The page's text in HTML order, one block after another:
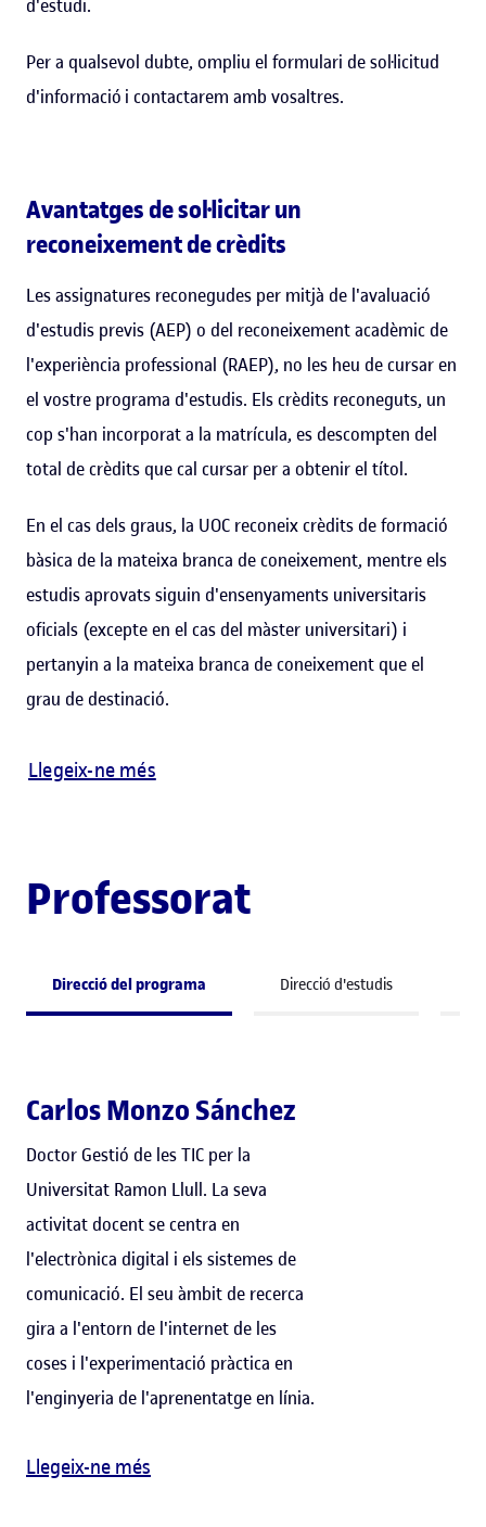
d'estudi.
Per a qualsevol dubte, ompliu el formulari de sol·licitud
d'informació i contactarem amb vosaltres.
Avantatges de sol·licitar un
reconeixement de crèdits
Les assignatures reconegudes per mitjà de l'avaluació
d'estudis previs (AEP) o del reconeixement acadèmic de
l'experiència professional (RAEP), no les heu de cursar en
el vostre programa d'estudis. Els crèdits reconeguts, un
cop s'han incorporat a la matrícula, es descompten del
total de crèdits que cal cursar per a obtenir el títol.
En el cas dels graus, la UOC reconeix crèdits de formació
bàsica de la mateixa branca de coneixement, mentre els
estudis aprovats siguin d'ensenyaments universitaris
oficials (excepte en el cas del màster universitari) i
pertanyin a la mateixa branca de coneixement que el
grau de destinació.
Llegeix-ne més
Professorat
Direcció del programa Direcció d'estudis
Carlos Monzo Sánchez
Doctor Gestió de les TIC per la
Universitat Ramon Llull. La seva
activitat docent se centra en
l'electrònica digital i els sistemes de
comunicació. El seu àmbit de recerca
gira a l'entorn de l'internet de les
coses i l'experimentació pràctica en
l'enginyeria de l'aprenentatge en línia.
Llegeix-ne més